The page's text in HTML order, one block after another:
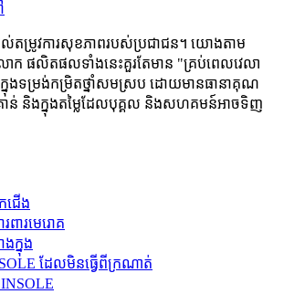
ម្រូវការសុខភាពរបស់ប្រជាជន។ យោងតាម
ក ផលិតផលទាំងនេះគួរតែមាន "គ្រប់ពេលវេលា
ក្នុងទម្រង់កម្រិតថ្នាំសមស្រប ដោយមានធានាគុណ
ាន់ និងក្នុងតម្លៃដែលបុគ្គល និងសហគមន៍អាចទិញ
ជើង
ពារមេរោគ
ងក្នុង
ដែលមិនធ្វើពីក្រណាត់
INSOLE